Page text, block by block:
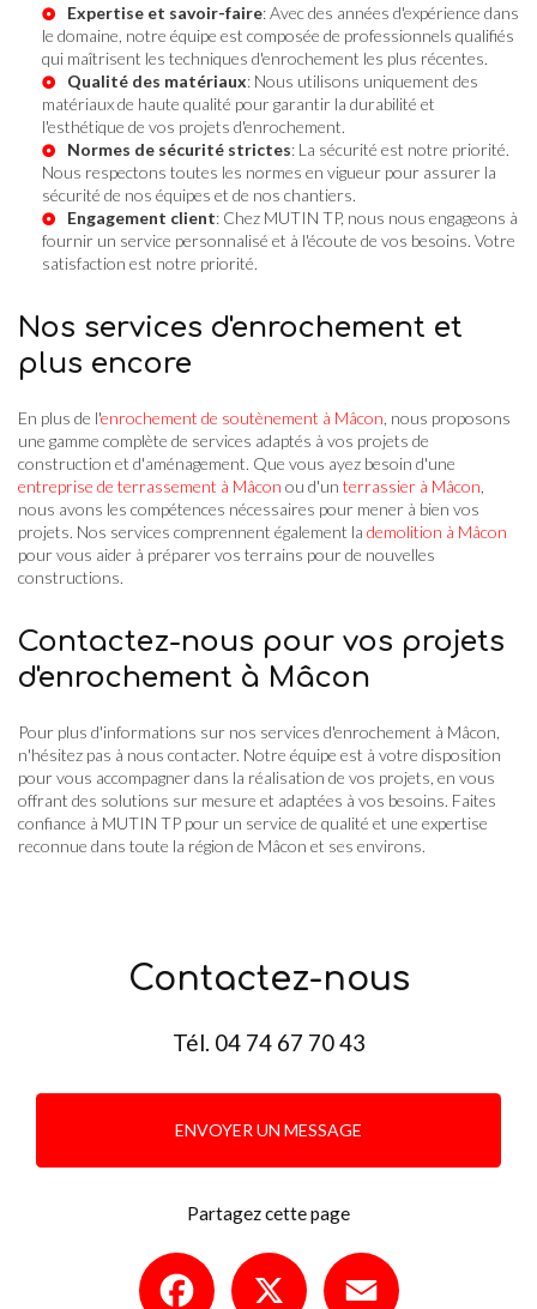
Expertise et savoir-faire: Avec des années d'expérience dans
le domaine, notre équipe est composée de professionnels qualifiés
qui maîtrisent les techniques d'enrochement les plus récentes.
Qualité des matériaux: Nous utilisons uniquement des
matériaux de haute qualité pour garantir la durabilité et
l'esthétique de vos projets d'enrochement.
Normes de sécurité strictes: La sécurité est notre priorité.
Nous respectons toutes les normes en vigueur pour assurer la
sécurité de nos équipes et de nos chantiers.
Engagement client: Chez MUTIN TP, nous nous engageons à
fournir un service personnalisé et à l'écoute de vos besoins. Votre
satisfaction est notre priorité.
Nos services d'enrochement et
plus encore
En plus de l'enrochement de soutènement à Mâcon , nous proposons
une gamme complète de services adaptés à vos projets de
construction et d'aménagement. Que vous ayez besoin d'une
entreprise de terrassement à Mâcon ou d'un terrassier à Mâcon
nous avons les compétences nécessaires pour mener à bien vos
projets. Nos services comprennent également la demolition à Mâcon
pour vous aider à préparer vos terrains pour de nouvelles
constructions.
Contactez-nous pour vos projets
d'enrochement à Mâcon
Pour plus d'informations sur nos services d'enrochement à Mâcon,
n'hésitez pas à nous contacter. Notre équipe est à votre disposition
pour vous accompagner dans la réalisation de vos projets, en vous
offrant des solutions sur mesure et adaptées à vos besoins. Faites
confiance à MUTIN TP pour un service de qualité et une expertise
reconnue dans toute la région de Mâcon et ses environs.
Contactez-nous
Tél. 04 74 67 70 43
ENVOYER UN MESSAGE
Partagez cette page
Facebook